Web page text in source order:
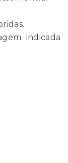
indicada